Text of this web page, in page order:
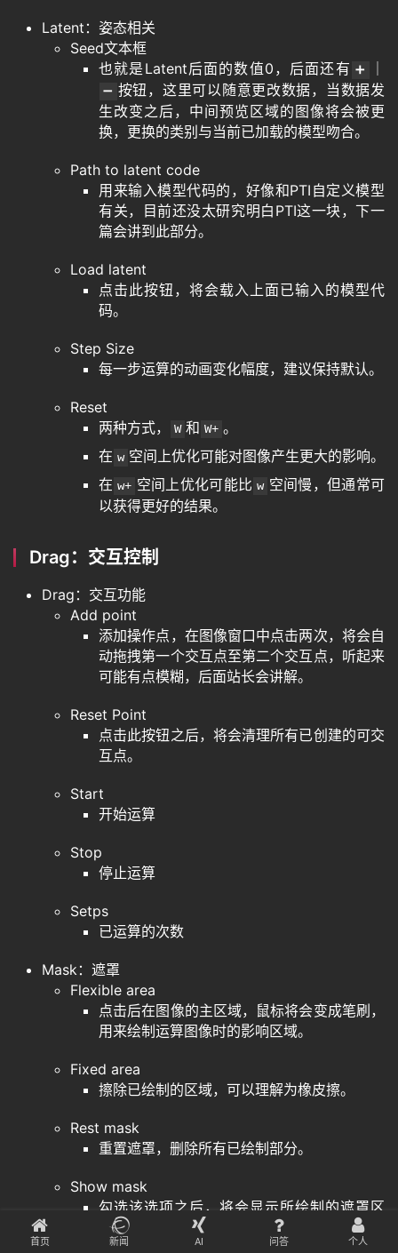
Latent：姿态相关
Seed文本框
也就是Latent后面的数值0，后面还有 ➕
➖ 按钮，这里可以随意更改数据，当数据发
生改变之后，中间预览区域的图像将会被更
换，更换的类别与当前已加载的模型吻合。
Path to latent code
用来输入模型代码的，好像和PTI自定义模型
有关，目前还没太研究明白PTI这一块，下一
篇会讲到此部分。
Load latent
点击此按钮，将会载入上面已输入的模型代
码。
Step Size
每一步运算的动画变化幅度，建议保持默认。
Reset
两种方式，
W 和 W+ 。
在 w 空间上优化可能对图像产生更大的影响。
在 w+ 空间上优化可能比 w 空间慢，但通常可
以获得更好的结果。
Drag：交互控制
Drag：交互功能
Add point
添加操作点，在图像窗口中点击两次，将会自
动拖拽第一个交互点至第二个交互点，听起来
可能有点模糊，后面站长会讲解。
Reset Point
点击此按钮之后，将会清理所有已创建的可交
互点。
Start
开始运算
Stop
停止运算
Setps
已运算的次数
Mask：遮罩
Flexible area
点击后在图像的主区域，鼠标将会变成笔刷，
用来绘制运算图像时的影响区域。
Fixed area
擦除已绘制的区域，可以理解为橡皮擦。
Rest mask
重置遮罩，删除所有已绘制部分。
Show mask
勾选该选项之后，将会显示所绘制的遮罩区
域，否则不可见。
首页 新闻 AI 问答 个人